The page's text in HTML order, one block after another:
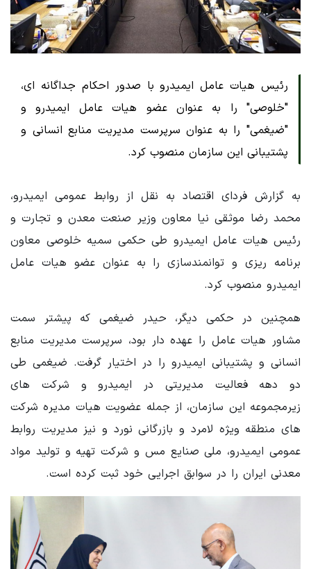
رئیس هیات عامل ایمیدرو با صدور احکام جداگانه ای،
"خلوصی" را به عنوان عضو هیات عامل ایمیدرو و
"ضیغمی" را به عنوان سرپرست مدیریت منابع انسانی و
پشتیبانی این سازمان منصوب کرد.
به گزارش فردای اقتصاد به نقل از روابط عمومی ایمیدرو،
محمد رضا موثقی نیا معاون وزیر صنعت معدن و تجارت و
رئیس هیات عامل ایمیدرو طی حکمی سمیه خلوصی معاون
برنامه ریزی و توانمندسازی را به عنوان عضو هیات عامل
ایمیدرو منصوب کرد.
همچنین در حکمی دیگر، حیدر ضیغمی که پیشتر سمت
مشاور هیات عامل را عهده دار بود، سرپرست مدیریت منابع
انسانی و پشتیبانی ایمیدرو را در اختیار گرفت. ضیغمی طی
دو دهه فعالیت مدیریتی در ایمیدرو و شرکت های
زیرمجموعه این سازمان، از جمله عضویت هیات مدیره شرکت
های منطقه ویژه لامرد و بازرگانی نورد و نیز مدیریت روابط
عمومی ایمیدرو، ملی صنایع مس و شرکت تهیه و تولید مواد
معدنی ایران را در سوابق اجرایی خود ثبت کرده است.